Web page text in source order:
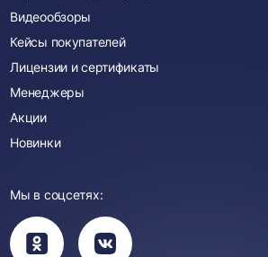
Видеообзоры
Кейсы покупателей
Лицензии и сертификаты
Менеджеры
Акции
Новинки
Мы в соцсетях:
Вы
перейдете
в
Вы
перейдете
в